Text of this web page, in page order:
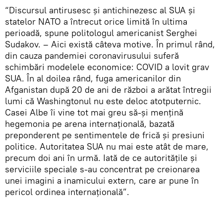
“Discursul antirusesc și antichinezesc al SUA și
statelor NATO a întrecut orice limită în ultima
perioadă, spune politologul americanist Serghei
Sudakov. – Aici există câteva motive. În primul rând,
din cauza pandemiei coronavirusului suferă
schimbări modelele economice: COVID a lovit grav
SUA. În al doilea rând, fuga americanilor din
Afganistan după 20 de ani de război a arătat întregii
lumi că Washingtonul nu este deloc atotputernic.
Casei Albe îi vine tot mai greu să-și mențină
hegemonia pe arena internațională, bazată
preponderent pe sentimentele de frică și presiuni
politice. Autoritatea SUA nu mai este atât de mare,
precum doi ani în urmă. Iată de ce autoritățile și
serviciile speciale s-au concentrat pe creionarea
unei imagini a inamicului extern, care ar pune în
pericol ordinea internațională”.